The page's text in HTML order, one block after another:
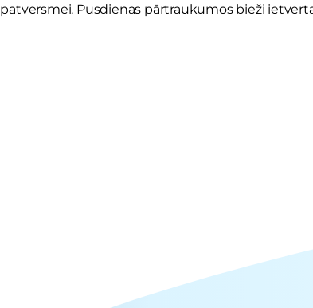
patversmei. Pusdienas pārtraukumos bieži